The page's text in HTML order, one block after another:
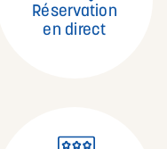
Réservation
en direct